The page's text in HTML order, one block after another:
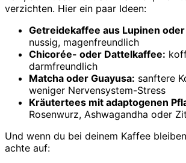
verzichten. Hier ein paar Ideen:
Getreidekaffee aus Lupinen
nussig, magenfreundlich
Chicorée- oder Dattelkaffee:
darmfreundlich
Matcha oder Guayusa: sanftere
weniger Nervensystem-Stress
Kräutertees mit adaptogenen
Rosenwurz, Ashwagandha oder
Und wenn du bei deinem Kaffee
achte auf: